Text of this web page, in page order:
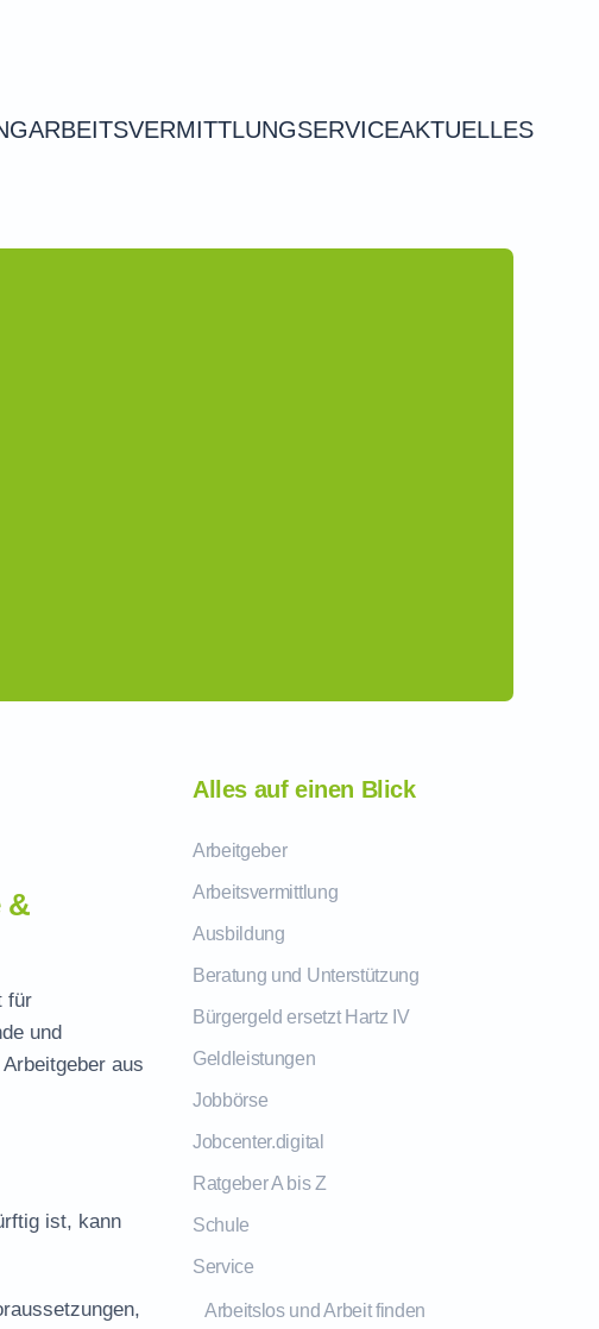
ARBEITSVERMITTLUNGSERVICEAKTUELLES
&
für
und
aus
ist, kann
Alles auf einen Blick
Arbeitgeber
Arbeitsvermittlung
Ausbildung
Beratung und Unterstützung
Bürgergeld ersetzt Hartz IV
Geldleistungen
Jobbörse
Jobcenter.digital
Ratgeber A bis Z
Schule
Service
Arbeitslos und Arbeit finden